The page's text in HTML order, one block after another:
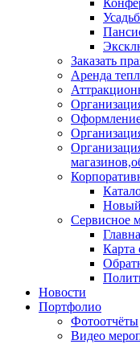
Заказать
Аренда
Сервисное
Карта
Новости
Портфолио
Фотоотчёты
Видео